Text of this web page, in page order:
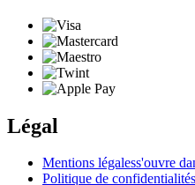
Légal
Mentions légaless'ouvre
Politique de confidentialité